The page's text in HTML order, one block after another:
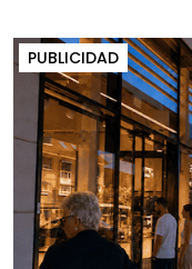
PUBLICIDAD